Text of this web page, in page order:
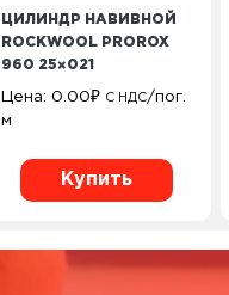
ЦИЛИНДР НАВИВНОЙ
ROCKWOOL PROROX
960 25×021
Цена: 0.00₽ С НДС/пог.
м
Купить